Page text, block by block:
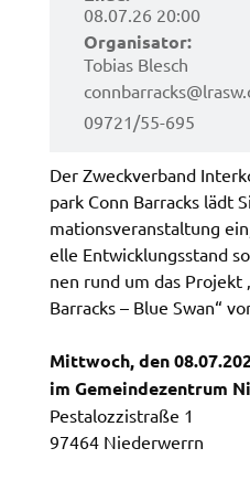
08.07.26 20:00
Orga­ni­sa­tor:
Tobi­as Blesch
09721/55-695
Der Zweck­ver­band
park Conn Barracks lädt
ma­ti­ons­ver­an­stal­tung
el­le Entwick­lungs­stand
nen rund um das Projekt
Barracks – Blue Swan“
Mitt­woch, den
im Gemein­de­zen­trum
Pesta­loz­zi­stra­ße 1
97464 Nieder­werrn
Zweck:
Speicherung
Cookie Laufzeit:
1 Jahr
Frontend Benutzer
Name:
fe_typo_user
Anbieter:
Landratsamt
Anonyme Klickzählung
Session